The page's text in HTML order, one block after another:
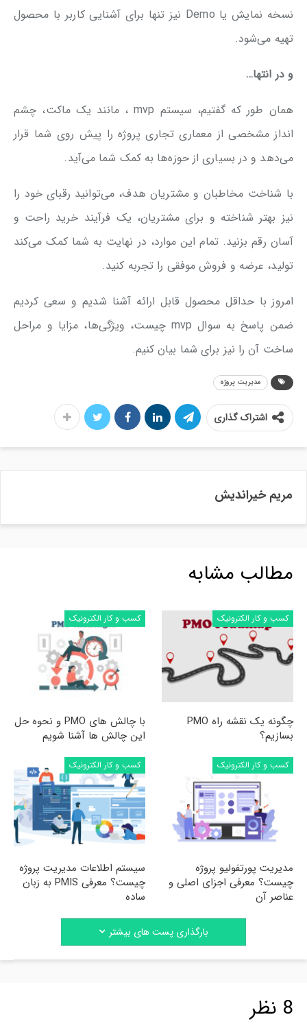
نسخه نمایش یا Demo نیز تنها برای آشنایی کاربر با محصول
تهیه می‌شود.
و در انتها…
همان طور که گفتیم، سیستم mvp ، مانند یک ماکت، چشم
انداز مشخصی از معماری تجاری پروژه را پیش روی شما قرار
می‌دهد و در بسیاری از حوزه‌ها به کمک شما می‌‌آید.
با شناخت مخاطبان و مشتریان هدف، می‌توانید رقبای خود را
نیز بهتر شناخته و برای مشتریان، یک فرآیند خرید راحت و
آسان رقم بزنید. تمام این موارد، در نهایت به شما کمک می‌کند
تولید، عرضه و فروش موفقی را تجربه کنید.
امروز با حداقل محصول قابل ارائه آشنا شدیم و سعی کردیم
ضمن پاسخ به سوال mvp چیست، ویژگی‌ها، مزایا و مراحل
ساخت آن را نیز برای شما بیان کنیم.
مدیریت پروژه
اشتراک گذاری
مریم خیراندیش
مطالب مشابه
کسب و کار الکترونیک
چگونه یک نقشه راه PMO
بسازیم؟
کسب و کار الکترونیک
با چالش های PMO و نحوه حل
این چالش ها آشنا شویم
کسب و کار الکترونیک
مدیریت پورتفولیو پروژه
چیست؟ معرفی اجزای اصلی و
عناصر آن
کسب و کار الکترونیک
سیستم اطلاعات مدیریت پروژه
چیست؟ معرفی PMIS به زبان
ساده
بارگذاری پست های بیشتر
8 نظر